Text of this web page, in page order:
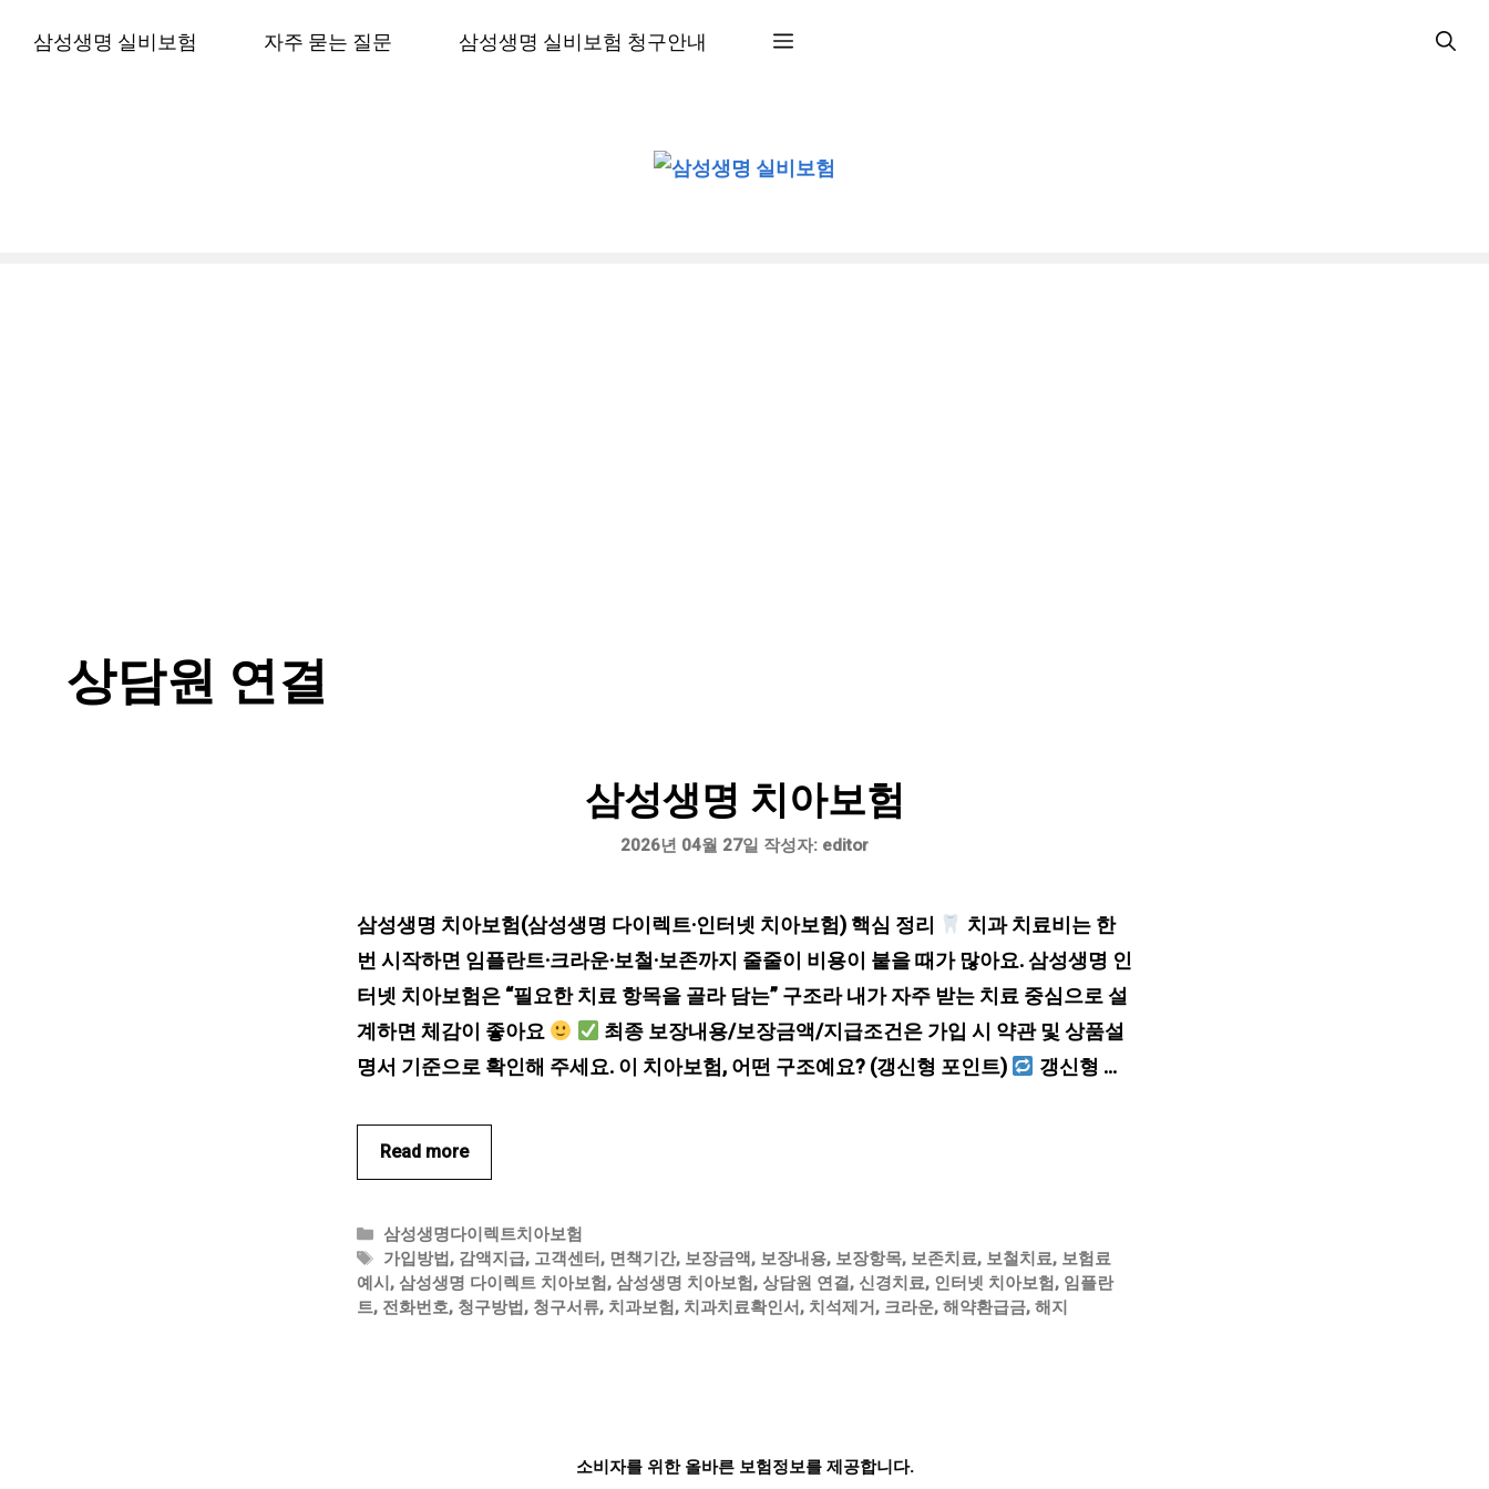
삼성생명 실비보험 자주 묻는 질문 삼성생명 실비보험 청구안내
상담원 연결
삼성생명 치아보험
2026년 04월 27일 작성자: editor
삼성생명 치아보험(삼성생명 다이렉트·인터넷 치아보험) 핵심 정리
치과 치료비는 한
번 시작하면 임플란트·크라운·보철·보존까지 줄줄이 비용이 붙을 때가 많아요. 삼성생명 인
터넷 치아보험은 “필요한 치료 항목을 골라 담는” 구조라 내가 자주 받는 치료 중심으로 설
계하면 체감이 좋아요
최종 보장내용/보장금액/지급조건은 가입 시 약관 및 상품설
명서 기준으로 확인해 주세요. 이 치아보험, 어떤 구조예요? (갱신형 포인트)
갱신형 …
Read more
카
테
고
리
삼성생명다이렉트치아보험
태
그
가입방법 , 감액지급, 고객센터 , 면책기간, 보장금액 , 보장내용, 보장항목, 보존치료, 보철치료, 보험료
예시 , 삼성생명 다이렉트 치아보험 , 삼성생명 치아보험 , 상담원 연결, 신경치료, 인터넷 치아보험 , 임플란
트, 전화번호, 청구방법 , 청구서류, 치과보험 , 치과치료확인서 , 치석제거 , 크라운, 해약환급금, 해지
소비자를 위한 올바른 보험정보를 제공합니다.